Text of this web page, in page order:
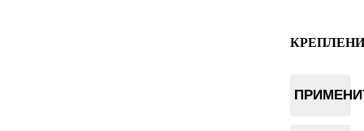
Bitdeer
CoolBitX